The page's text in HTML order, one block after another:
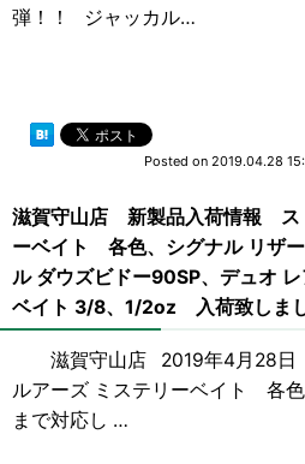
弾！！ ジャッカル…
Posted on 2019.04.28
滋賀守山店 新製品入荷情報 ス
ーベイト 各色、シグナル リザ
ル ダウズビドー90SP、デュオ
ベイト 3/8、1/2oz 入荷致しま
滋賀守山店 2019年4月28日
ルアーズ ミステリーベイト 各
まで対応し …